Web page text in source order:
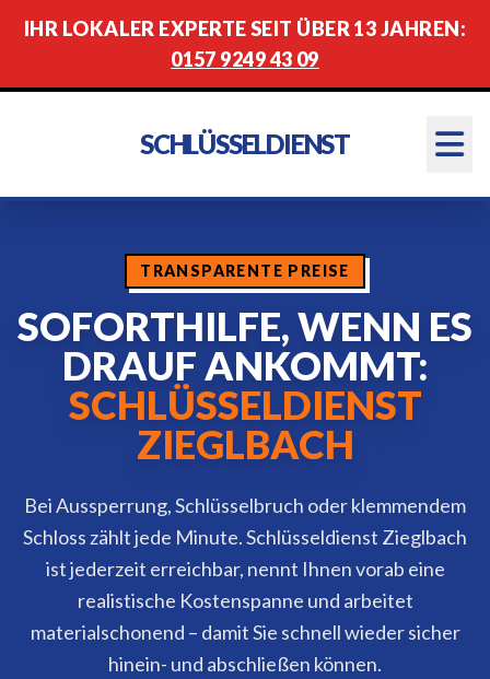
IHR LOKALER EXPERTE SEIT ÜBER 13 JAHREN:
0157 9249 43 09
SCHLÜSSELDIENST
TRANSPARENTE PREISE
SOFORTHILFE, WENN ES
DRAUF ANKOMMT:
SCHLÜSSELDIENST
ZIEGLBACH
Bei Aussperrung, Schlüsselbruch oder klemmendem
Schloss zählt jede Minute. Schlüsseldienst Zieglbach
ist jederzeit erreichbar, nennt Ihnen vorab eine
realistische Kostenspanne und arbeitet
materialschonend – damit Sie schnell wieder sicher
hinein- und abschließen können.